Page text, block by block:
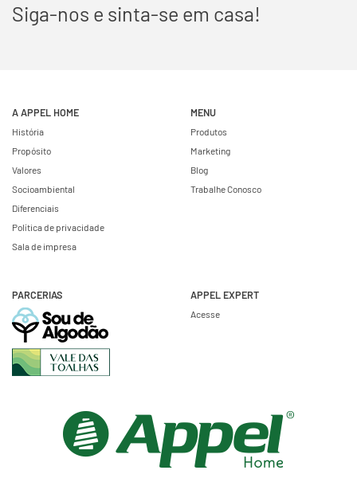
Siga-nos e sinta-se em casa!
A APPEL HOME
História
Propósito
Valores
Socioambiental
Diferenciais
Política de privacidade
Sala de impresa
MENU
Produtos
Marketing
Blog
Trabalhe Conosco
PARCERIAS APPEL EXPERT
Acesse